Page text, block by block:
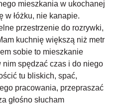
mieszkania w ukochanej
w łóżku, nie kanapie.
przestrzenie do rozrywki,
kuchnię większą niż metr
sobie to mieszkanie
spędzać czas i do niego
tu bliskich, spać,
pracowania, przepraszać
głośno słucham